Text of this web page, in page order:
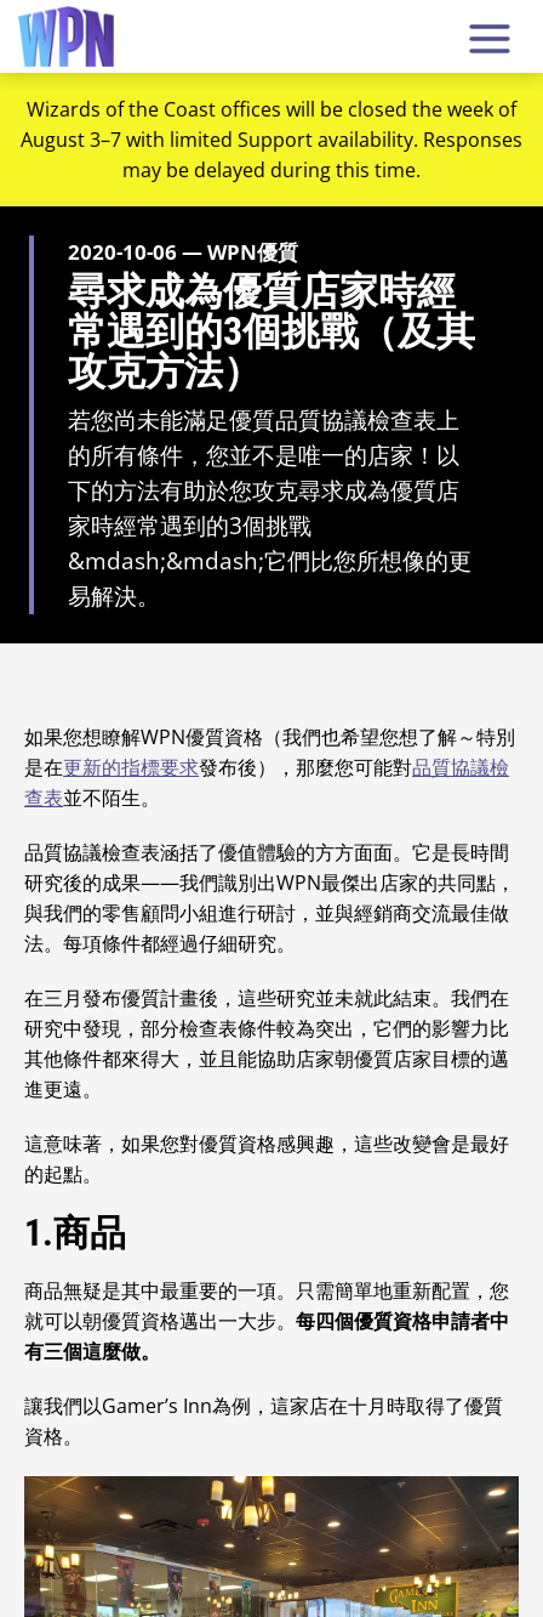
Wizards of the Coast offices will be closed the week of
August 3–7 with limited Support availability. Responses
may be delayed during this time.
2020-10-06 — WPN優質
尋求成為優質店家時經
常遇到的3個挑戰（及其
攻克方法）
若您尚未能滿足優質品質協議檢查表上
的所有條件，您並不是唯一的店家！以
下的方法有助於您攻克尋求成為優質店
家時經常遇到的3個挑戰
&mdash;&mdash;它們比您所想像的更
易解決。
如果您想瞭解WPN優質資格（我們也希望您想了解～特別
是在更新的指標要求發布後），那麼您可能對品質協議檢
查表並不陌生。
品質協議檢查表涵括了優值體驗的方方面面。它是長時間
研究後的成果——我們識別出WPN最傑出店家的共同點，
與我們的零售顧問小組進行研討，並與經銷商交流最佳做
法。每項條件都經過仔細研究。
在三月發布優質計畫後，這些研究並未就此結束。我們在
研究中發現，部分檢查表條件較為突出，它們的影響力比
其他條件都來得大，並且能協助店家朝優質店家目標的邁
進更遠。
這意味著，如果您對優質資格感興趣，這些改變會是最好
的起點。
1.商品
商品無疑是其中最重要的一項。只需簡單地重新配置，您
就可以朝優質資格邁出一大步。 每四個優質資格申請者中
有三個這麼做。
讓我們以Gamer’s Inn為例，這家店在十月時取得了優質
資格。